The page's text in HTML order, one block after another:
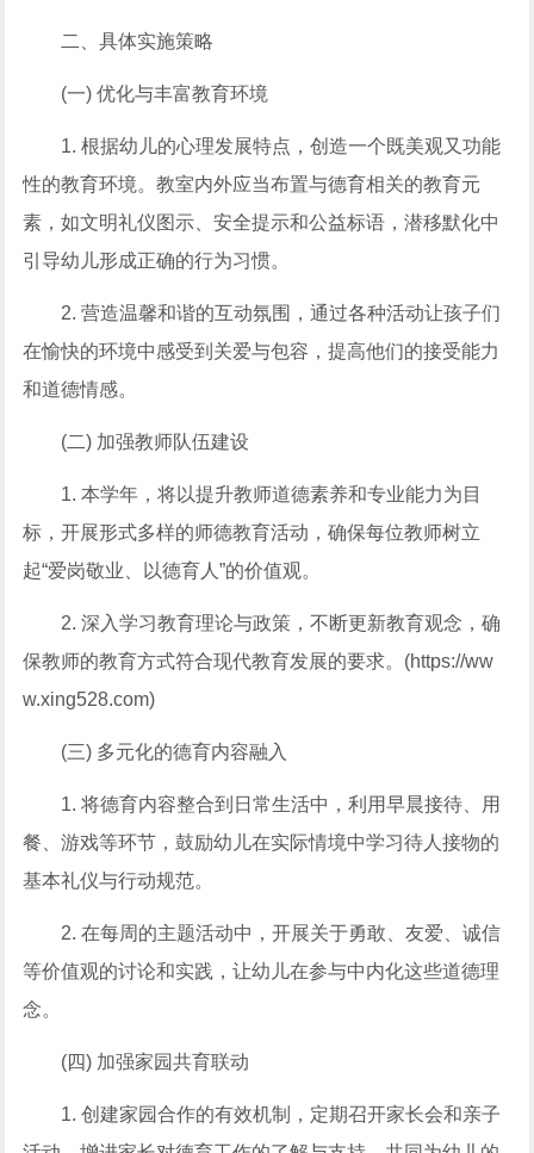
二、具体实施策略
(一) 优化与丰富教育环境
1. 根据幼儿的心理发展特点，创造一个既美观又功能
性的教育环境。教室内外应当布置与德育相关的教育元
素，如文明礼仪图示、安全提示和公益标语，潜移默化中
引导幼儿形成正确的行为习惯。
2. 营造温馨和谐的互动氛围，通过各种活动让孩子们
在愉快的环境中感受到关爱与包容，提高他们的接受能力
和道德情感。
(二) 加强教师队伍建设
1. 本学年，将以提升教师道德素养和专业能力为目
标，开展形式多样的师德教育活动，确保每位教师树立
起“爱岗敬业、以德育人”的价值观。
2. 深入学习教育理论与政策，不断更新教育观念，确
保教师的教育方式符合现代教育发展的要求。(https://ww
w.xing528.com)
(三) 多元化的德育内容融入
1. 将德育内容整合到日常生活中，利用早晨接待、用
餐、游戏等环节，鼓励幼儿在实际情境中学习待人接物的
基本礼仪与行动规范。
2. 在每周的主题活动中，开展关于勇敢、友爱、诚信
等价值观的讨论和实践，让幼儿在参与中内化这些道德理
念。
(四) 加强家园共育联动
1. 创建家园合作的有效机制，定期召开家长会和亲子